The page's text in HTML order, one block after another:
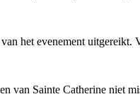
het evenement
van Sainte Catherine niet